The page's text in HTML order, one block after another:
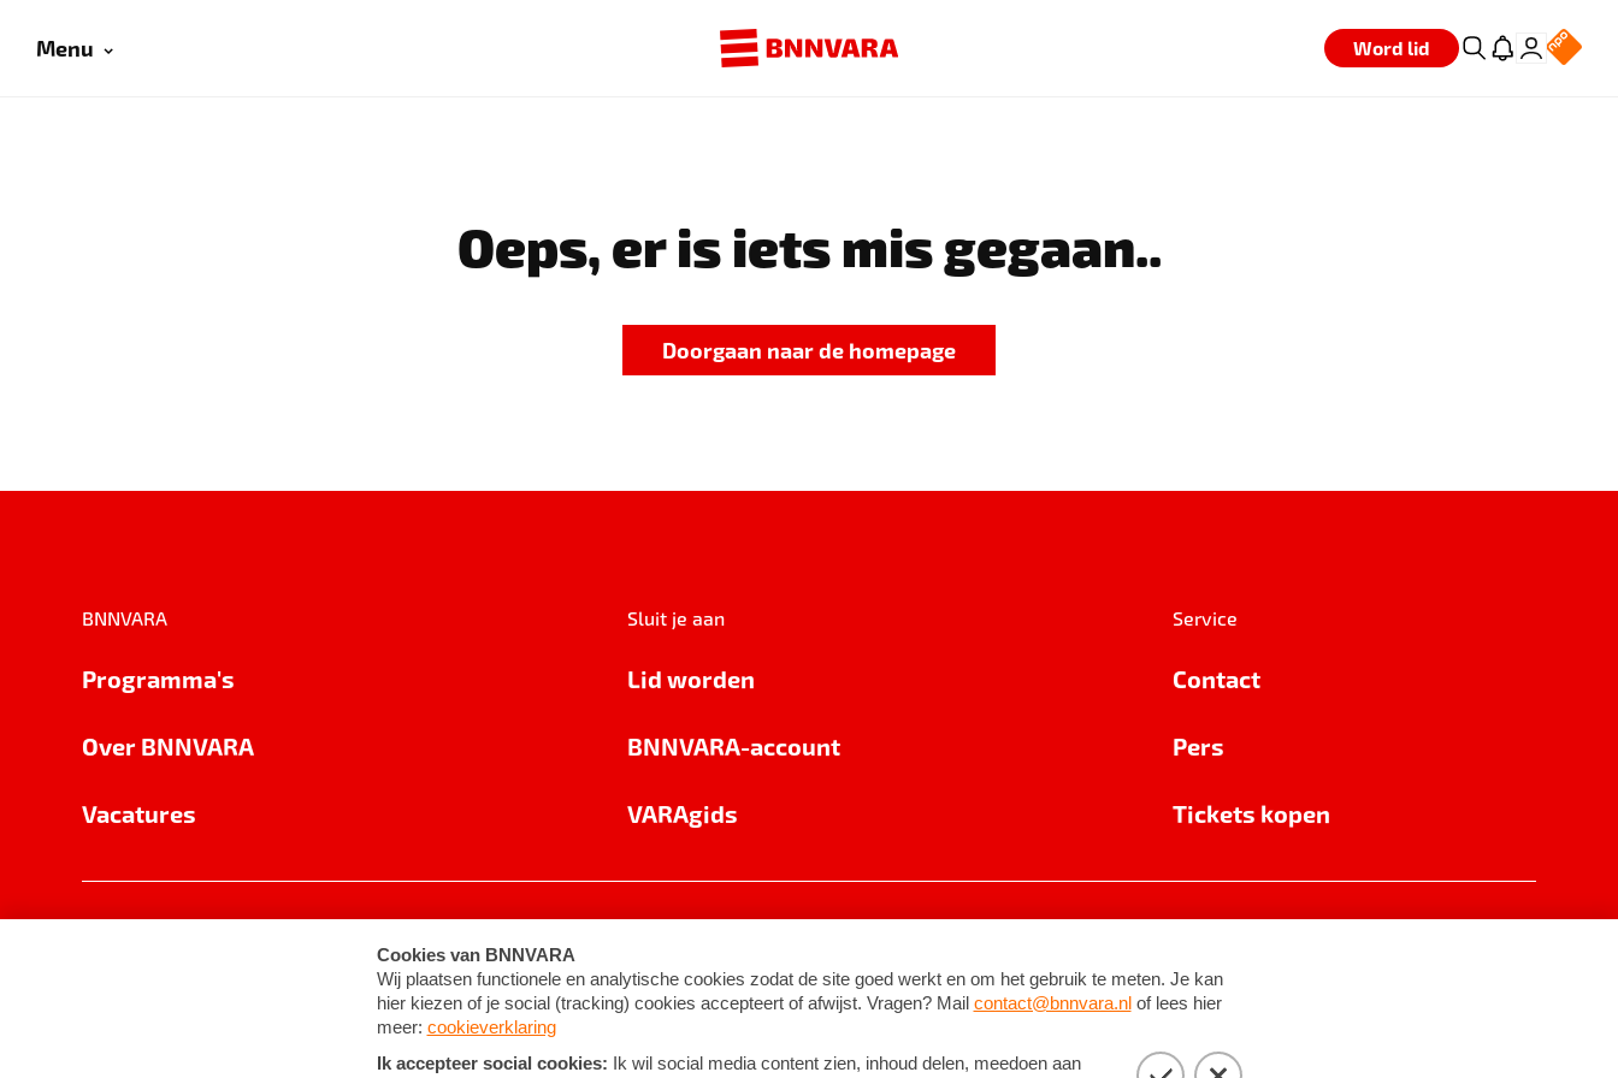
Menu Word lid
Oeps, er is iets mis gegaan..
Doorgaan naar de homepage
BNNVARA
Programma's
Over BNNVARA
Vacatures
Sluit je aan
Lid worden
BNNVARA-account
VARAgids
Service
Contact
Pers
Tickets kopen
Cookie-instellingen Algemene voorwaarden ©2026BNNVARA